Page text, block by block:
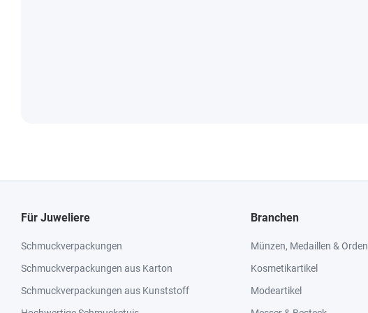
Für Juweliere
Schmuckverpackungen
Schmuckverpackungen aus Karton
Schmuckverpackungen aus Kunststoff
Branchen
Münzen, Medaillen & Orden
Kosmetikartikel
Modeartikel